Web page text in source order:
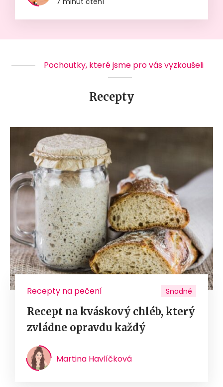
Pochoutky, které jsme pro vás vyzkoušeli
Recepty
Recepty na pečení Snadné
Recept na kváskový chléb, který
zvládne opravdu každý
Martina Havlíčková